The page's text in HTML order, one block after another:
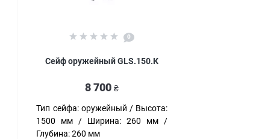
0
Сейф оружейный GLS.150.К
8 700₴
Тип сейфа: оружейный
Высота:
1500 мм
Ширина: 260 мм
Глубина: 260 мм